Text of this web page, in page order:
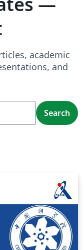
academic
and
Search